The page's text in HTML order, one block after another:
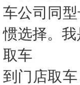
车公司同
惯选择。
取车
到门店取